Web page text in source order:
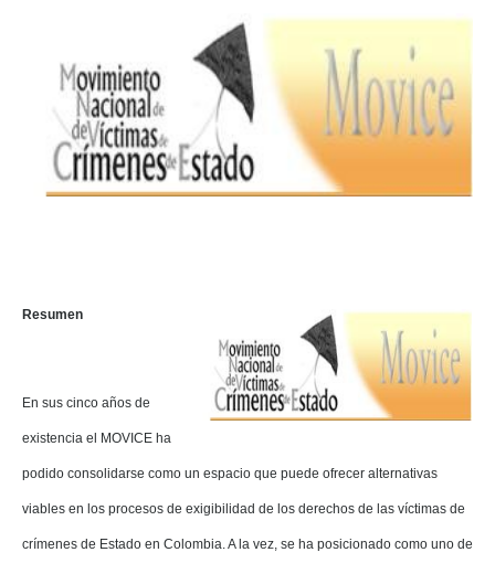
Resumen
En sus cinco años de
existencia el MOVICE ha
podido consolidarse como un espacio que puede ofrecer alternativas
viables en los procesos de exigibilidad de los derechos de las víctimas de
crímenes de Estado en Colombia. A la vez, se ha posicionado como uno de